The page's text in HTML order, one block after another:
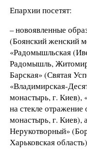
Епархии посетят:
– новоявленные
(Боянский женский
«Радомышльская
Радомышль,
Барская» (Святая
«Владимирская-
монастырь, г. Киев),
на стекле
монастырь, г. Киев),
Нерукотворный»
Харьковская